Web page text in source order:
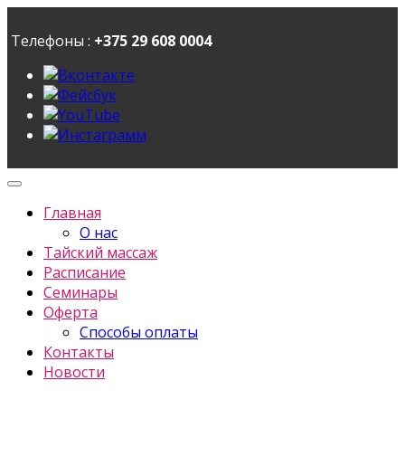
Телефоны : +375 29 608 0004
Главная
О нас
Тайский массаж
Расписание
Семинары
Оферта
Способы оплаты
Контакты
Новости